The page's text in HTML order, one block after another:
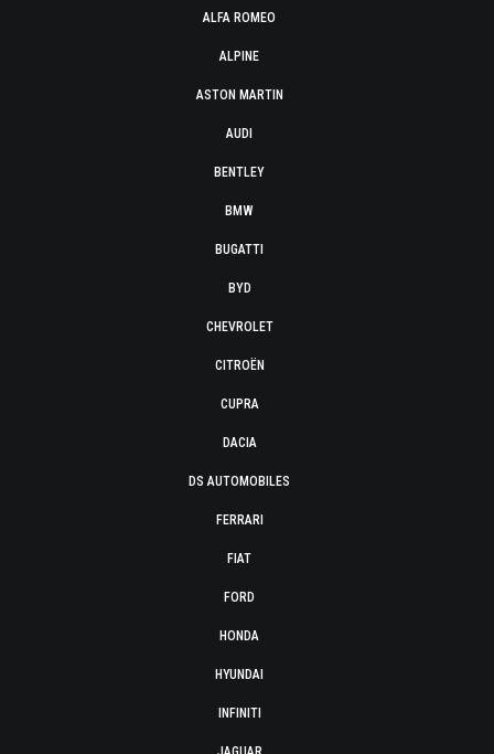
ALFA ROMEO
ALPINE
ASTON MARTIN
AUDI
BENTLEY
BMW
BUGATTI
BYD
CHEVROLET
CITROËN
CUPRA
DACIA
DS AUTOMOBILES
FERRARI
FIAT
FORD
HONDA
HYUNDAI
INFINITI